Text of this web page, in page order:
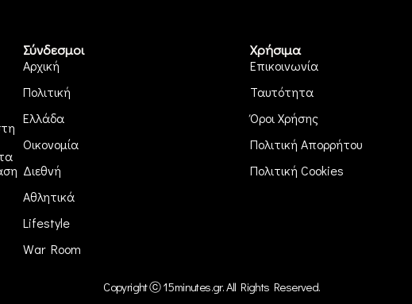
Σύνδεσμοι
Αρχική
Πολιτική
Ελλάδα
Οικονομία
Διεθνή
Αθλητικά
Lifestyle
War Room
Χρήσιμα
Επικοινωνία
Ταυτότητα
Όροι Χρήσης
Πολιτική Απορρήτου
Πολιτική Cookies
Copyright ⓒ 15minutes.gr. All Rights Reserved.